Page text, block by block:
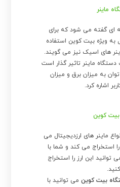
ماینر
ای گفته می شود که برای
به ویژه بیت کوین استفاده
های اسیک نیز می گویند.
ماینر تاثیر گذار است
به میزان برق و میزان
اشاره کرد.
بیت کوین
ماینر های ارزدیجیتال می
استخراج می کند و شما با
این ارز را استخراج
کنید.
بیت کوین می توانید با